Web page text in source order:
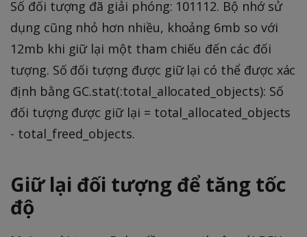
Số đối tượng đã giải phóng: 101112. Bộ nhớ sử
dụng cũng nhỏ hơn nhiều, khoảng 6mb so với
12mb khi giữ lại một tham chiếu đến các đối
tượng. Số đối tượng được giữ lại có thể được xác
định bằng GC.stat(:total_allocated_objects): Số
đối tượng được giữ lại = total_allocated_objects
- total_freed_objects.
Giữ lại đối tượng để tăng tốc
độ